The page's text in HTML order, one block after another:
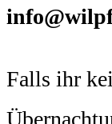
Falls ihr